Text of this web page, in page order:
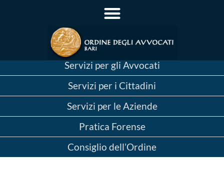
Servizi per gli Avvocati
Servizi per i Cittadini
Servizi per le Aziende
Pratica Forense
Consiglio dell’Ordine